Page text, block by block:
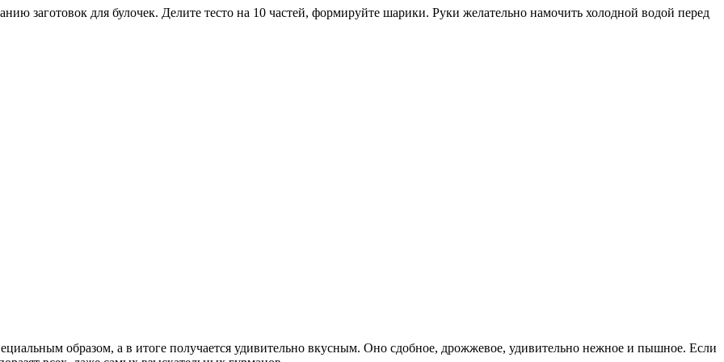
заготовок для булочек. Делите тесто на 10 частей, формируйте шарики. Руки желательно намочить холодной водой перед
образом, а в итоге получается удивительно вкусным. Оно сдобное, дрожжевое, удивительно нежное и пышное. Если